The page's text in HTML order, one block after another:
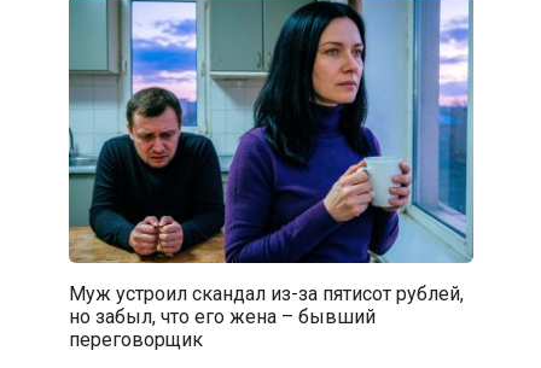
Муж устроил скандал из-за пятисот рублей,
но забыл, что его жена – бывший
переговорщик